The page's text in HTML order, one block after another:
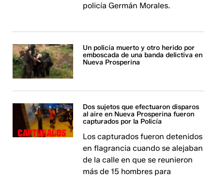
policía Germán Morales.
Un policía muerto y otro herido por
emboscada de una banda delictiva en
Nueva Prosperina
Dos sujetos que efectuaron disparos
al aire en Nueva Prosperina fueron
capturados por la Policía
Los capturados fueron detenidos
en flagrancia cuando se alejaban
de la calle en que se reunieron
más de 15 hombres para